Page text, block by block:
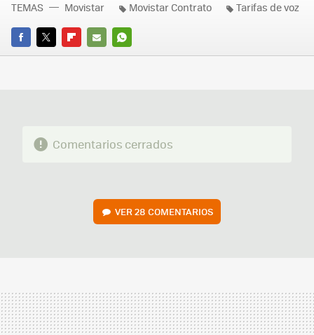
FACEBOOK
TWITTERFLIPBOARD
E-
WHATSAPP
TEMAS Movistar Movistar Contrato Tarifas de voz
Comentarios cerrados
VER 28 COMENTARIOS